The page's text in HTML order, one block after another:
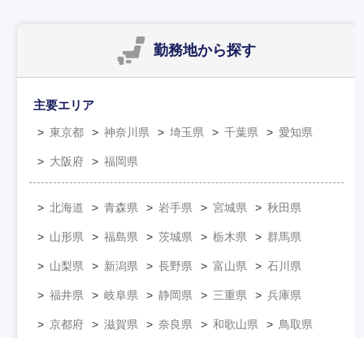
勤務地から探す
主要エリア
東京都 神奈川県 埼玉県 千葉県 愛知県
大阪府 福岡県
北海道 青森県 岩手県 宮城県 秋田県
山形県 福島県 茨城県 栃木県 群馬県
山梨県 新潟県 長野県 富山県 石川県
福井県 岐阜県 静岡県 三重県 兵庫県
京都府 滋賀県 奈良県 和歌山県 鳥取県